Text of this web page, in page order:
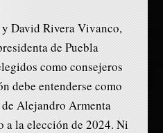
David Rivera Vivanco,
de Puebla
como consejeros
debe entenderse como
Alejandro Armenta
a la elección de 2024. Ni